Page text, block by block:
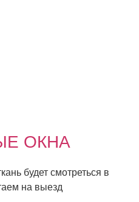
ОКНА
будет смотреться в
на выезд